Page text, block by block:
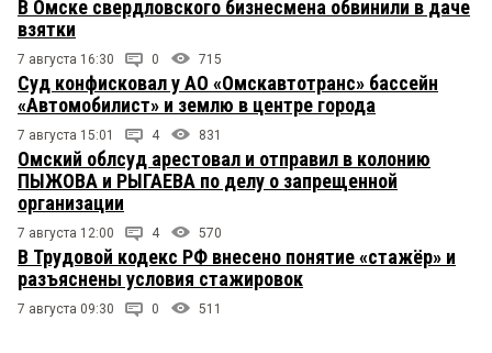
В Омске свердловского бизнесмена обвинили в даче
взятки
7 августа 16:30 0 715
Суд конфисковал у АО «Омскавтотранс» бассейн
«Автомобилист» и землю в центре города
7 августа 15:01 4 831
Омский облсуд арестовал и отправил в колонию
ПЫЖОВА и РЫГАЕВА по делу о запрещенной
организации
7 августа 12:00 4 570
В Трудовой кодекс РФ внесено понятие «стажёр» и
разъяснены условия стажировок
7 августа 09:30 0 511